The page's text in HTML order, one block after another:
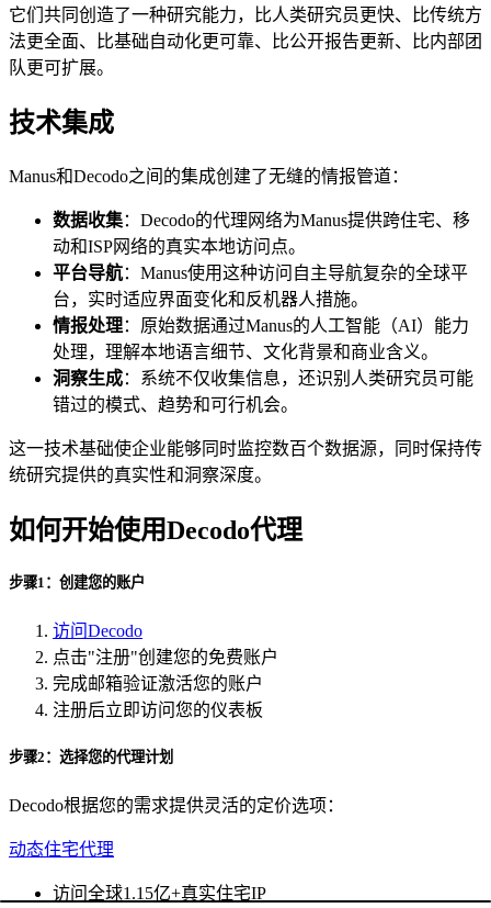
它们共同创造了一种研究能力，比人类研究员更快、比传统方
法更全面、比基础自动化更可靠、比公开报告更新、比内部团
队更可扩展。
技术集成
Manus和Decodo之间的集成创建了无缝的情报管道：
数据收集：Decodo的代理网络为Manus提供跨住宅、移
动和ISP网络的真实本地访问点。
平台导航：Manus使用这种访问自主导航复杂的全球平
台，实时适应界面变化和反机器人措施。
情报处理：原始数据通过Manus的人工智能（AI）能力
处理，理解本地语言细节、文化背景和商业含义。
洞察生成：系统不仅收集信息，还识别人类研究员可能
错过的模式、趋势和可行机会。
这一技术基础使企业能够同时监控数百个数据源，同时保持传
统研究提供的真实性和洞察深度。
如何开始使用Decodo代理
步骤1：创建您的账户
访问Decodo
点击"注册"创建您的免费账户
完成邮箱验证激活您的账户
注册后立即访问您的仪表板
步骤2：选择您的代理计划
Decodo根据您的需求提供灵活的定价选项：
动态住宅代理
访问全球1.15亿+真实住宅IP